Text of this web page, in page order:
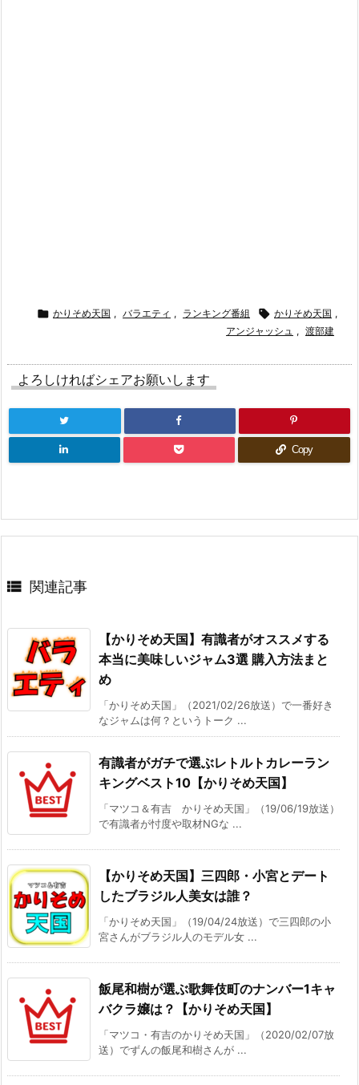
 かりそめ天国 , バラエティ , ランキング番組  かりそめ天国 ,
アンジャッシュ , 渡部建
よろしければシェアお願いします
Copy
 関連記事
【かりそめ天国】有識者がオススメする
本当に美味しいジャム3選 購入方法まと
め
「かりそめ天国」（2021/02/26放送）で一番好き
なジャムは何？というトーク ...
有識者がガチで選ぶレトルトカレーラン
キングベスト10【かりそめ天国】
「マツコ＆有吉 かりそめ天国」（19/06/19放送）
で有識者が忖度や取材NGな ...
【かりそめ天国】三四郎・小宮とデート
したブラジル人美女は誰？
「かりそめ天国」（19/04/24放送）で三四郎の小
宮さんがブラジル人のモデル女 ...
飯尾和樹が選ぶ歌舞伎町のナンバー1キャ
バクラ嬢は？【かりそめ天国】
「マツコ・有吉のかりそめ天国」（2020/02/07放
送）でずんの飯尾和樹さんが ...